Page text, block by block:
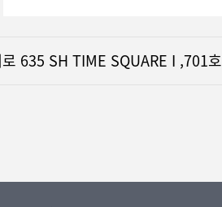
635 SH TIME SQUARE I ,701호